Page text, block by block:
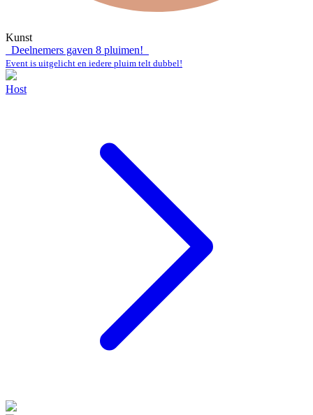
Kunst
Deelnemers gaven 8 pluimen!
Event is uitgelicht en iedere pluim telt dubbel!
Host